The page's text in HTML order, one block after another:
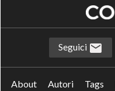
Seguici
About Autori Tags